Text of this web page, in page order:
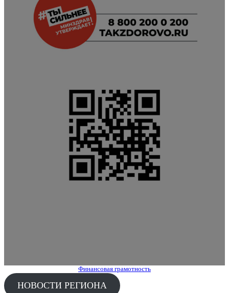
Финансовая грамотность
НОВОСТИ РЕГИОНА